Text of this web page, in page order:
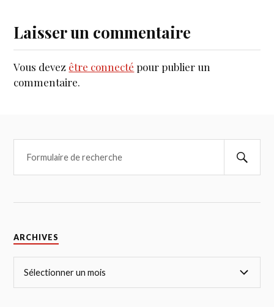
Laisser un commentaire
Vous devez être connecté pour publier un
commentaire.
ARCHIVES